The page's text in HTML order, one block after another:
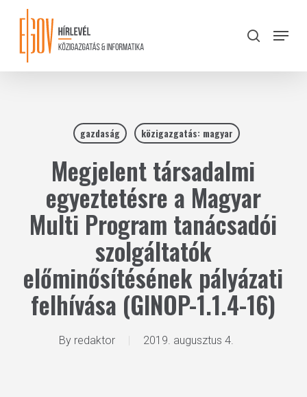
content
search
Menu
gazdaság közigazgatás: magyar
Megjelent társadalmi
egyeztetésre a Magyar
Multi Program tanácsadói
szolgáltatók
előminősítésének pályázati
felhívása (GINOP-1.1.4-16)
By redaktor 2019. augusztus 4.
Close